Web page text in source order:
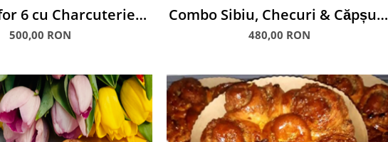
6 cu Charcuterie
Snack, Chec și Căpșuni glasate
500,00 RON
Combo Sibiu, Checuri & Căpșuni
glasate
480,00 RON